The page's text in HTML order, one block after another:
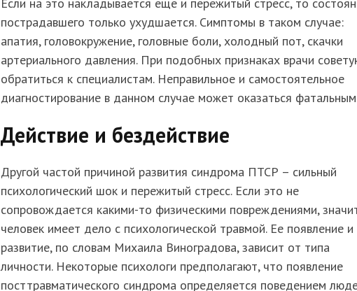
пострадавшего только ухудшается. Симптомы в таком случае:
апатия, головокружение, головные боли, холодный пот, скачки
артериального давления. При подобных признаках врачи
обратиться к специалистам. Неправильное и самостоятельное
диагностирование в данном случае может оказаться
Действие и бездействие
Другой частой причиной развития синдрома ПТСР – сильный
психологический шок и пережитый стресс. Если это не
сопровождается какими-то физическими повреждениями,
человек имеет дело с психологической травмой. Ее появление и
развитие, по словам Михаила Виноградова, зависит от типа
личности. Некоторые психологи предполагают, что появление
посттравматического синдрома определяется поведением